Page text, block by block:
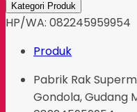
Kategori Produk
HP/WA: 082245959954
Produk
Pabrik Rak
Gondola, Gudang